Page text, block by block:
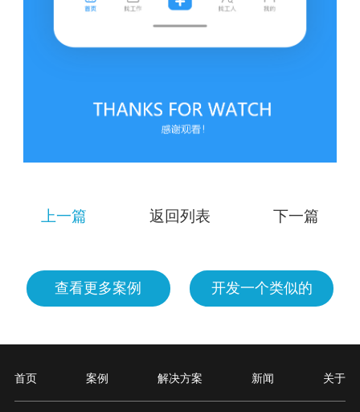
上一篇 返回列表 下一篇
查看更多案例 开发一个类似的
首页 案例 解决方案 新闻 关于